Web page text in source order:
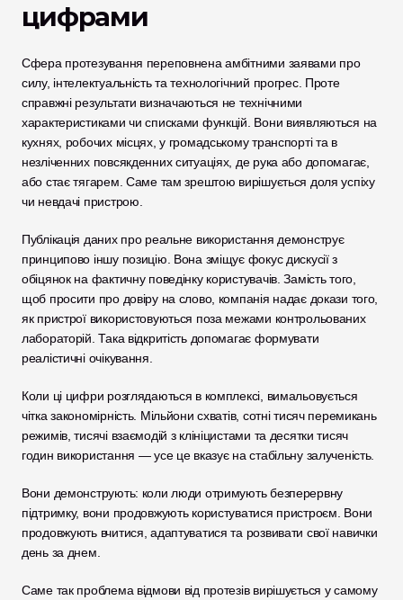
цифрами
Сфера протезування переповнена амбітними заявами про
силу, інтелектуальність та технологічний прогрес. Проте
справжні результати визначаються не технічними
характеристиками чи списками функцій. Вони виявляються на
кухнях, робочих місцях, у громадському транспорті та в
незліченних повсякденних ситуаціях, де рука або допомагає,
або стає тягарем. Саме там зрештою вирішується доля успіху
чи невдачі пристрою.
Публікація даних про реальне використання демонструє
принципово іншу позицію. Вона зміщує фокус дискусії з
обіцянок на фактичну поведінку користувачів. Замість того,
щоб просити про довіру на слово, компанія надає докази того,
як пристрої використовуються поза межами контрольованих
лабораторій. Така відкритість допомагає формувати
реалістичні очікування.
Коли ці цифри розглядаються в комплексі, вимальовується
чітка закономірність. Мільйони схватів, сотні тисяч перемикань
режимів, тисячі взаємодій з клініцистами та десятки тисяч
годин використання — усе це вказує на стабільну залученість.
Вони демонструють: коли люди отримують безперервну
підтримку, вони продовжують користуватися пристроєм. Вони
продовжують вчитися, адаптуватися та розвивати свої навички
день за днем.
Саме так проблема відмови від протезів вирішується у самому